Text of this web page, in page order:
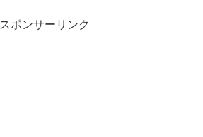
スポンサーリンク